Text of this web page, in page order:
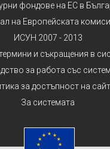
фондове на ЕС в
на Европейската
ИСУН 2007 - 2013
и съкращения в
за работа със
за достъпност на
За системата